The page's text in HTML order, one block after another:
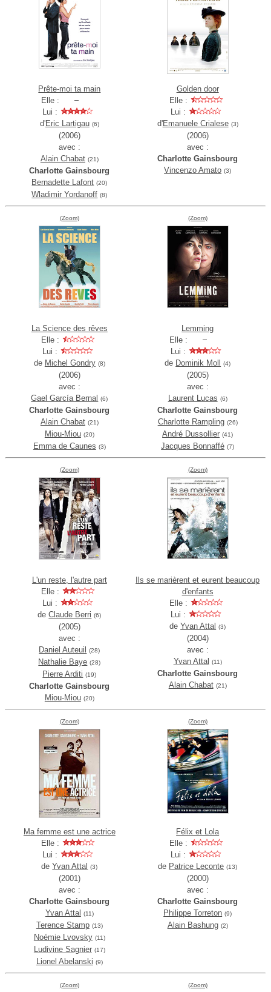
Prête-moi ta main
Elle :
Lui :
d'Eric Lartigau (6)
(2006)
avec :
Alain Chabat (21)
Charlotte Gainsbourg
Bernadette Lafont (20)
Wladimir Yordanoff (8)
Golden door
Elle :
Lui :
d'Emanuele Crialese (3)
(2006)
avec :
Charlotte Gainsbourg
Vincenzo Amato (3)
(Zoom)
La Science des rêves
Elle :
Lui :
de Michel Gondry (8)
(2006)
avec :
Gael García Bernal (6)
Charlotte Gainsbourg
Alain Chabat (21)
Miou-Miou (20)
Emma de Caunes (3)
(Zoom)
Lemming
Elle :
Lui :
de Dominik Moll (4)
(2005)
avec :
Laurent Lucas (6)
Charlotte Gainsbourg
Charlotte Rampling (26)
André Dussollier (41)
Jacques Bonnaffé (7)
(Zoom)
L'un reste, l'autre part
Elle :
Lui :
deClaude Berri (6)
(2005)
avec :
Daniel Auteuil
(28)
Nathalie Baye (28)
Pierre Arditi (19)
Charlotte Gainsbourg
Miou-Miou (20)
(Zoom)
Ils se marièrent et eurent beaucoup
d'enfants
Elle :
Lui :
deYvan Attal (3)
(2004)
avec :
Yvan Attal (11)
Charlotte Gainsbourg
Alain Chabat (21)
(Zoom)
Ma femme est une actrice
Elle :
Lui :
deYvan Attal (3)
(2001)
avec :
Charlotte Gainsbourg
Yvan Attal (11)
Terence Stamp (13)
Noémie Lvovsky (11)
Ludivine Sagnier (17)
Lionel Abelanski (9)
(Zoom)
Félix et Lola
Elle :
Lui :
de Patrice Leconte (13)
(2000)
avec :
Charlotte Gainsbourg
Philippe Torreton (9)
Alain Bashung (2)
(Zoom) (Zoom)